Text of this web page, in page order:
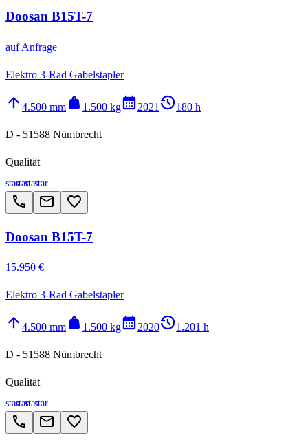
Doosan B15T-7
auf Anfrage
Elektro 3-Rad Gabelstapler
arrow_upward 4.500 mm weight 1.500 kgcalendar_month2021 history_2180 h
D - 51588 Nümbrecht
Qualität
starstarstarstar
call email favorite_border
Doosan B15T-7
15.950 €
Elektro 3-Rad Gabelstapler
arrow_upward 4.500 mm weight 1.500 kgcalendar_month2020history_21.201 h
D - 51588 Nümbrecht
Qualität
starstarstarstar
call email favorite_border